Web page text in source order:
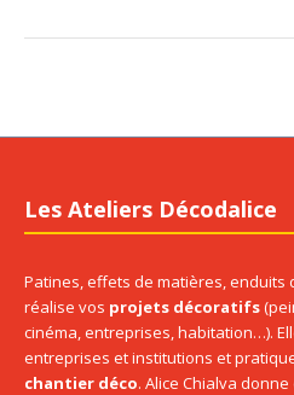
Les Ateliers Décodalice
Patines, effets de matières,
réalise vos projets décoratifs
cinéma, entreprises, habitation…).
entreprises et institutions et
chantier déco. Alice Chialva